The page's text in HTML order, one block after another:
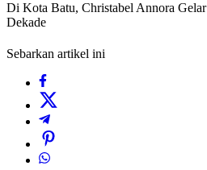
Di Kota Batu, Christabel Annora Gelar
Dekade
Sebarkan artikel ini